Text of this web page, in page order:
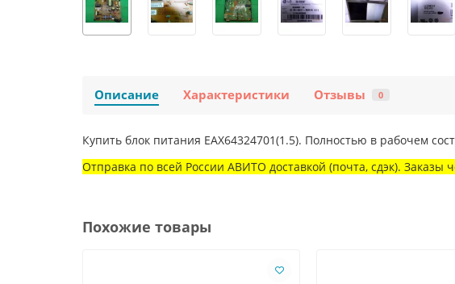
Описание Характеристики Отзывы 0
Купить блок питания EAX64324701(1.5). Полностью в рабочем
Отправка по всей России АВИТО доставкой (почта, сдэк).
Похожие товары